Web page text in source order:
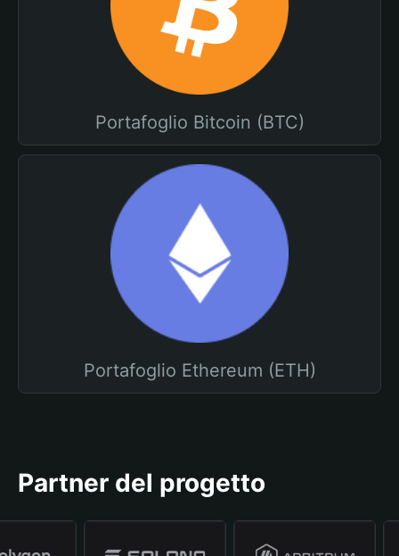
Portafoglio Bitcoin (BTC)
Portafoglio Ethereum (ETH)
Partner del progetto